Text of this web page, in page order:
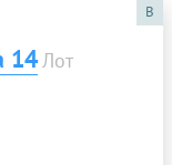
B
14Лот